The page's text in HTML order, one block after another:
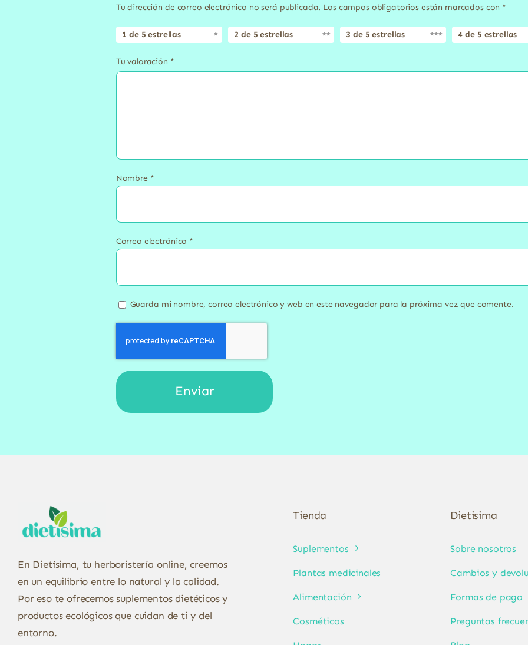
Tu dirección de correo electrónico no será publicada. Los campos obligatorios están marcados con *
1 de 5 estrellas 2 de 5 estrellas 3 de 5 estrellas 4 de 5 estrellas
Tu valoración *
Nombre *
Correo electrónico *
Guarda mi nombre, correo electrónico y web en este navegador para la próxima vez que comente.
En Dietísima, tu herboristería online, creemos
en un equilibrio entre lo natural y la calidad.
Por eso te ofrecemos suplementos dietéticos y
productos ecológicos que cuidan de ti y del
entorno.
Tienda
Suplementos
Plantas medicinales
Alimentación
Cosméticos
Dietisima
Sobre nosotros
Cambios y
Formas de pago
Preguntas